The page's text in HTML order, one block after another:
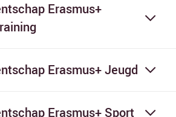
Erasmus+
Erasmus+ Jeugd
Erasmus+ Sport